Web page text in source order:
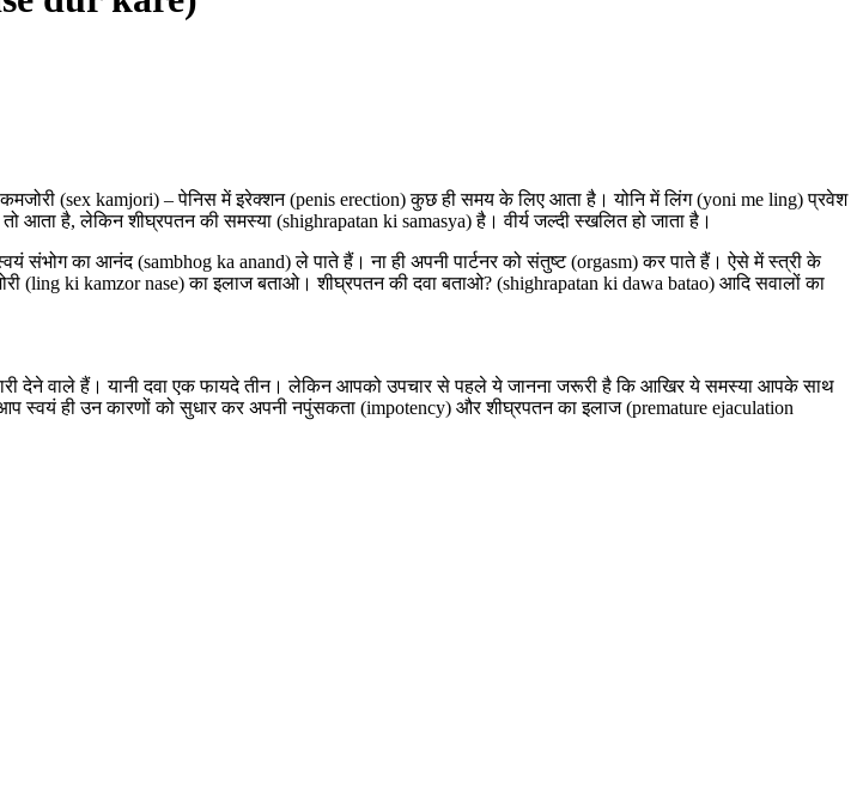
(sex kamjori) – पेनिस में इरेक्शन (penis erection) कुछ ही समय के लिए आता है। योनि में लिंग (yoni me ling) प्रवेश
है, लेकिन शीघ्रपतन की समस्या (shighrapatan ki samasya) है। वीर्य जल्दी स्खलित हो जाता है।
का आनंद (sambhog ka anand) ले पाते हैं। ना ही अपनी पार्टनर को संतुष्ट (orgasm) कर पाते हैं। ऐसे में स्त्री के
(ling ki kamzor nase) का इलाज बताओ। शीघ्रपतन की दवा बताओ? (shighrapatan ki dawa batao) आदि सवालों का
देने वाले हैं। यानी दवा एक फायदे तीन। लेकिन आपको उपचार से पहले ये जानना जरूरी है कि आखिर ये समस्या आपके साथ
स्वयं ही उन कारणों को सुधार कर अपनी नपुंसकता (impotency) और शीघ्रपतन का इलाज (premature ejaculation